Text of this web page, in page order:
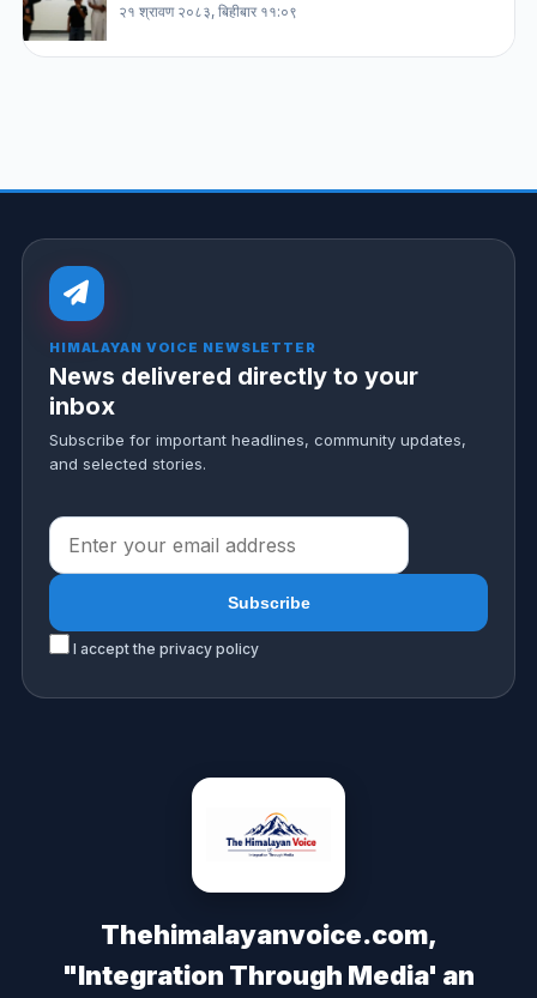
२१ श्रावण २०८३, बिहीबार ११:०९
HIMALAYAN VOICE NEWSLETTER
News delivered directly to your
inbox
Subscribe for important headlines, community updates,
and selected stories.
I accept the privacy policy
Thehimalayanvoice.com,
"Integration Through Media' an